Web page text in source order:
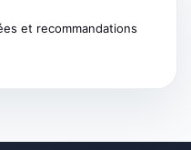
et recommandations